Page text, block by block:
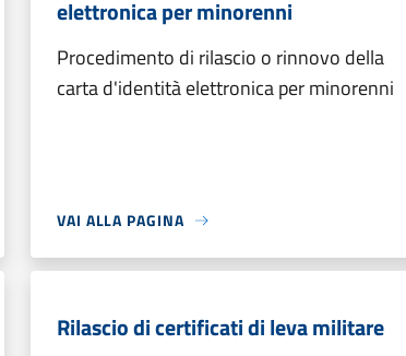
elettronica per minorenni
Procedimento di rilascio o rinnovo della
carta d'identità elettronica per minorenni
VAI ALLA PAGINA
Rilascio di certificati di leva militare